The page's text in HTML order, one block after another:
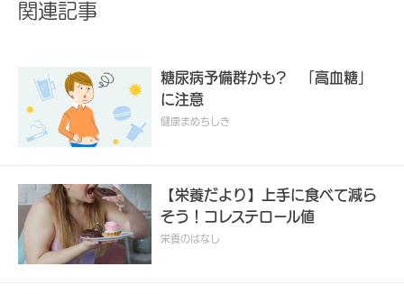
関連記事
糖尿病予備群かも? 「高血糖」
に注意
健康まめちしき
【栄養だより】上手に食べて減ら
そう！コレステロール値
栄養のはなし